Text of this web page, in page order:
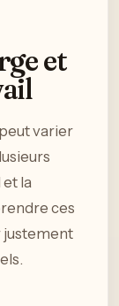
et
varier
et la
ces
justement